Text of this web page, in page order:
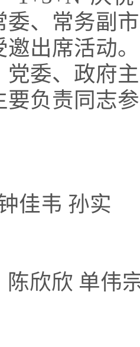
常务副市
邀出席活动
党委、政府
要负责同志
佳韦 孙实
陈欣欣 单伟